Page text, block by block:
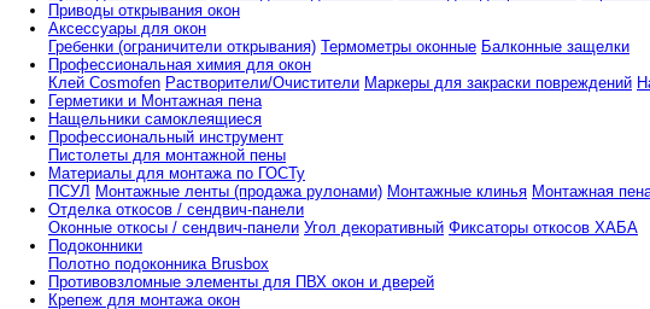
Приводы открывания окон
Аксессуары для окон
Гребенки (ограничители открывания) Термометры оконные Балконные защелки
Профессиональная химия для окон
Клей Cosmofen Растворители/Очистители Маркеры для закраски повреждений
Герметики и Монтажная пена
Нащельники самоклеящиеся
Профессиональный инструмент
Пистолеты для монтажной пены
Материалы для монтажа по ГОСТу
ПСУЛ Монтажные ленты (продажа рулонами) Монтажные клинья Монтажная
Отделка откосов / сендвич-панели
Оконные откосы / сендвич-панели Угол декоративный Фиксаторы откосов ХАБА
Подоконники
Полотно подоконника Brusbox
Противовзломные элементы для ПВХ окон и дверей
Крепеж для монтажа окон